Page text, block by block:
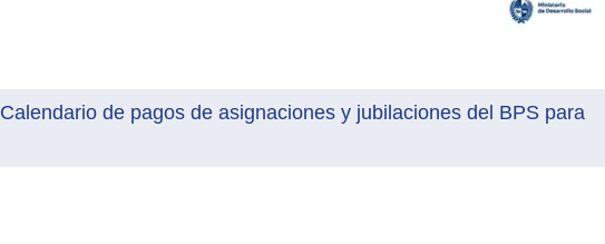
Calendario de pagos de asignaciones y jubilaciones del BPS para